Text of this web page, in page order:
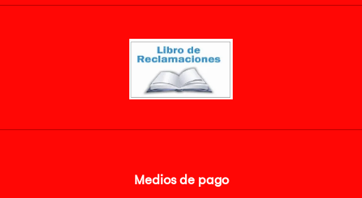
Medios de pago